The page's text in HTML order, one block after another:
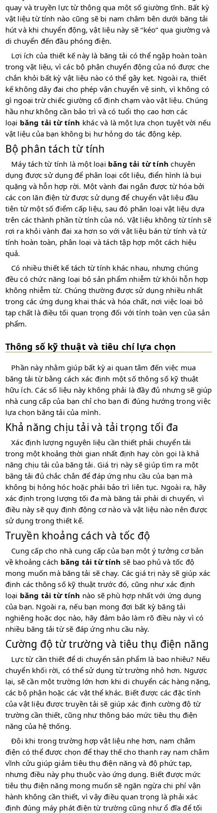
quay và truyền lực từ thông qua một số giường tĩnh. Bất kỳ
vật liệu từ tính nào cũng sẽ bị nam châm bên dưới băng tải
hút và khi chuyển động, vật liệu này sẽ “kéo” qua giường và
di chuyển đến đầu phóng điện.
Lợi ích của thiết kế này là băng tải có thể ngập hoàn toàn
trong vật liệu, vì các bộ phận chuyển động của nó được che
chắn khỏi bất kỳ vật liệu nào có thể gây kẹt. Ngoài ra, thiết
kế không dây đai cho phép vận chuyển vệ sinh, vì không có
gì ngoại trừ chiếc giường cố định chạm vào vật liệu. Chúng
hầu như không cần bảo trì và có tuổi thọ cao hơn các
loại băng tải từ tính khác và là một lựa chọn tuyệt vời nếu
vật liệu của bạn không bị hư hỏng do tác động kép.
Bộ phân tách từ tính
Máy tách từ tính là một loại băng tải từ tính chuyên
dụng được sử dụng để phân loại cốt liệu, điển hình là bụi
quặng và hỗn hợp rời. Một vành đai ngắn được từ hóa bởi
các con lăn điện từ được sử dụng để chuyển vật liệu đầu
tiên từ một số điểm cấp liệu, sau đó phân loại vật liệu dựa
trên các thành phần từ tính của nó. Vật liệu không từ tính sẽ
rơi ra khỏi vành đai xa hơn so với vật liệu bán từ tính và từ
tính hoàn toàn, phân loại và tách tập hợp một cách hiệu
quả.
Có nhiều thiết kế tách từ tính khác nhau, nhưng chúng
đều có chức năng loại bỏ sản phẩm nhiễm từ khỏi hỗn hợp
không nhiễm từ. Chúng thường được sử dụng nhiều nhất
trong các ứng dụng khai thác và hóa chất, nơi việc loại bỏ
tạp chất là điều tối quan trọng đối với tính toàn vẹn của sản
phẩm.
Thông số kỹ thuật và tiêu chí lựa chọn
Phần này nhằm giúp bất kỳ ai quan tâm đến việc mua
băng tải từ bằng cách xác định một số thông số kỹ thuật
hữu ích. Các số liệu này không phải là đầy đủ nhưng sẽ giúp
nhà cung cấp của bạn chỉ cho bạn đi đúng hướng trong việc
lựa chọn băng tải của mình.
Khả năng chịu tải và tải trọng tối đa
Xác định lượng nguyên liệu cần thiết phải chuyển tải
trong một khoảng thời gian nhất định hay còn gọi là khả
năng chịu tải của băng tải. Giá trị này sẽ giúp tìm ra một
băng tải đủ chắc chắn để đáp ứng nhu cầu của bạn mà
không bị hỏng hóc hoặc phải bảo trì liên tục. Ngoài ra, hãy
xác định trọng lượng tối đa mà băng tải phải di chuyển, vì
điều này sẽ quy định động cơ nào và vật liệu nào nên được
sử dụng trong thiết kế.
Truyền khoảng cách và tốc độ
Cung cấp cho nhà cung cấp của bạn một ý tưởng cơ bản
về khoảng cách băng tải từ tính sẽ bao phủ và tốc độ
mong muốn mà băng tải sẽ chạy. Các giá trị này sẽ giúp xác
định các thông số kỹ thuật trước đó, cũng như xác định
loại băng tải từ tính nào sẽ phù hợp nhất với ứng dụng
của bạn. Ngoài ra, nếu bạn mong đợi bất kỳ băng tải
nghiêng hoặc dọc nào, hãy đảm bảo làm rõ điều này vì có
nhiều băng tải từ sẽ đáp ứng nhu cầu này.
Cường độ từ trường và tiêu thụ điện năng
Lực từ cần thiết để di chuyển sản phẩm là bao nhiêu? Nếu
chuyển khối rời, có thể sử dụng từ trường nhỏ hơn. Ngược
lại, sẽ cần một trường lớn hơn khi di chuyển các hàng nặng,
các bộ phận hoặc các vật thể khác. Biết được các đặc tính
của vật liệu được truyền tải sẽ giúp xác định cường độ từ
trường cần thiết, cũng như thông báo mức tiêu thụ điện
năng của hệ thống.
Đôi khi trong trường hợp vật liệu nhẹ hơn, nam châm
điện có thể được chọn để thay thế cho thanh ray nam châm
vĩnh cửu giúp giảm tiêu thụ điện năng và độ phức tạp,
nhưng điều này phụ thuộc vào ứng dụng. Biết được mức
tiêu thụ điện năng mong muốn sẽ ngăn ngừa chi phí vận
hành không cần thiết, vì vậy điều quan trọng là phải xác
định đúng máy phát điện từ trường cũng như ổ đĩa để tối